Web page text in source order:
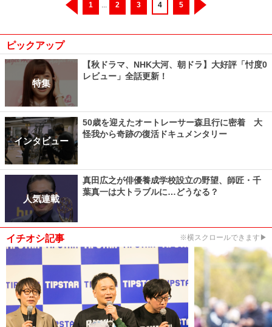
1 ... 2 3 4 5
ピックアップ
特集
【秋ドラマ、NHK大河、朝ドラ】大好評「忖度0
レビュー」全話更新！
インタビュー
50歳を迎えたオートレーサー森且行に密着 大
怪我から奇跡の復活ドキュメンタリー
人気連載
真田広之が俳優養成学校設立の野望、師匠・千
葉真一は大トラブルに…どうなる？
イチオシ記事 ※横スクロールできます▶